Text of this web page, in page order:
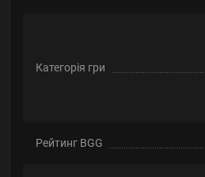
Категорія гри
Рейтинг BGG